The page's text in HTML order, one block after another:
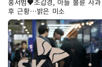
홍서범♥조갑경, 아들 불륜 사과
후 근황…밝은 미소